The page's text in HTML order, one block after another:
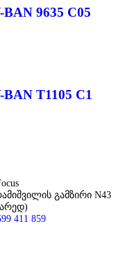
9635 C05
T1105 C1
გამზირი N43
411 859